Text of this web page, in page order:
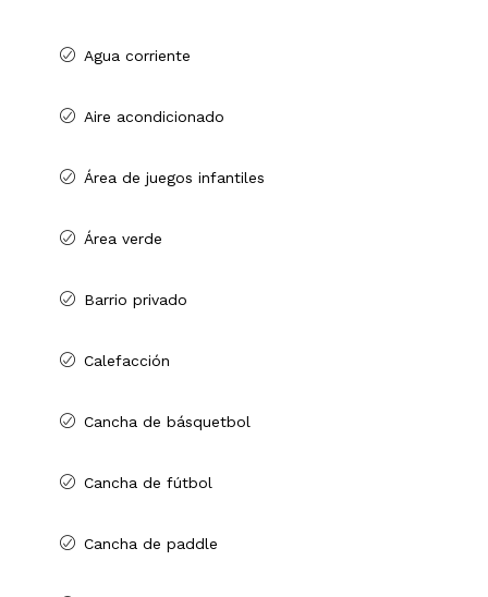
Agua corriente
Aire acondicionado
Área de juegos infantiles
Área verde
Barrio privado
Calefacción
Cancha de básquetbol
Cancha de fútbol
Cancha de paddle